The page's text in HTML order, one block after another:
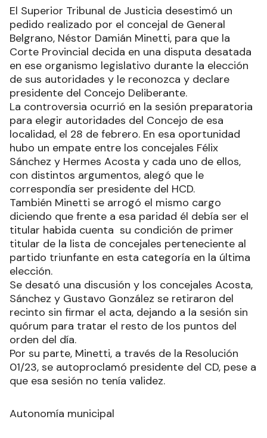
El Superior Tribunal de Justicia desestimó un
pedido realizado por el concejal de General
Belgrano, Néstor Damián Minetti, para que la
Corte Provincial decida en una disputa desatada
en ese organismo legislativo durante la elección
de sus autoridades y le reconozca y declare
presidente del Concejo Deliberante.
La controversia ocurrió en la sesión preparatoria
para elegir autoridades del Concejo de esa
localidad, el 28 de febrero. En esa oportunidad
hubo un empate entre los concejales Félix
Sánchez y Hermes Acosta y cada uno de ellos,
con distintos argumentos, alegó que le
correspondía ser presidente del HCD.
También Minetti se arrogó el mismo cargo
diciendo que frente a esa paridad él debía ser el
titular habida cuenta su condición de primer
titular de la lista de concejales perteneciente al
partido triunfante en esta categoría en la última
elección.
Se desató una discusión y los concejales Acosta,
Sánchez y Gustavo González se retiraron del
recinto sin firmar el acta, dejando a la sesión sin
quórum para tratar el resto de los puntos del
orden del día.
Por su parte, Minetti, a través de la Resolución
01/23, se autoproclamó presidente del CD, pese a
que esa sesión no tenía validez.
Autonomía municipal